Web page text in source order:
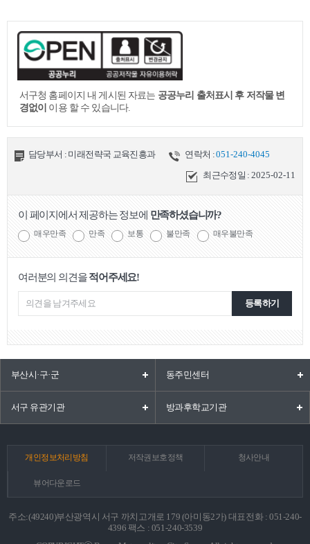
서구청 홈페이지 내 게시된 자료는 공공누리 출처표시 후 저작물 변
경없이 이용 할 수 있습니다.
담당부서 : 미래전략국 교육진흥과 연락처 :051-240-4045
최근수정일 : 2025-02-11
이 페이지에서 제공하는 정보에 만족하셨습니까?
매우만족 만족 보통 불만족 매우불만족
여러분의 의견을적어주세요!
등록하기
부산시·구·군 동주민센터
서구 유관기관 방과후학교기관
개인정보처리방침 저작권보호정책 청사안내
뷰어다운로드
주소:(49240)부산광역시 서구 까치고개로 179 (아미동2가) 대표전화 : 051-240-
4396 팩스 : 051-240-3539